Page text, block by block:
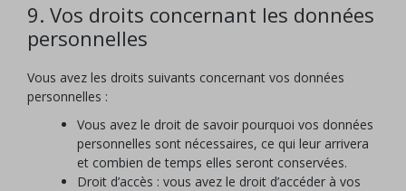
9. Vos droits concernant les données
personnelles
Vous avez les droits suivants concernant vos données
personnelles :
Vous avez le droit de savoir pourquoi vos données
personnelles sont nécessaires, ce qui leur arrivera
et combien de temps elles seront conservées.
Droit d’accès : vous avez le droit d’accéder à vos